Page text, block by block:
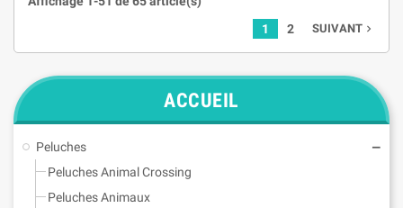
ACCUEIL
Peluches
Peluches Animal Crossing
Peluches Animaux
1
2 SUIVANT navigate_next